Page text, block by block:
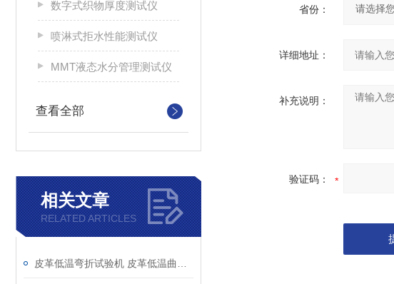
数字式织物厚度测试仪
喷淋式拒水性能测试仪
MMT液态水分管理测试仪
查看全部
相关文章
RELATED ARTICLES
省份：
详细地址：
补充说明：
验证码：